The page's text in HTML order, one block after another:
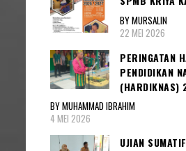
BY MURSALIN
22 MEI 2026
PERINGATAN
PENDIDIKAN
(HARDIKNAS)
BY MUHAMMAD IBRAHIM
4 MEI 2026
UJIAN